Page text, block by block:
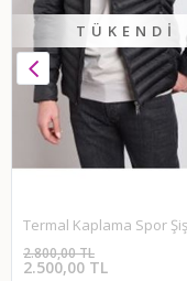
TÜKENDI
2.500,00 TL
2.800,00 TL